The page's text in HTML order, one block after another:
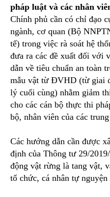
pháp luật và các nhân
Chính phủ cần có chỉ đạo
ngành, cơ quan (Bộ
tế) trong việc rà soát hệ
đưa ra các đề xuất đối với
dẫn về tiêu chuẩn an toàn
mẫu vật từ ĐVHD (từ giai
lý cuối cùng) nhằm giảm
cho các cán bộ thực thi
bộ, nhân viên của các
Các hướng dẫn cần được
định của Thông tư 29/
động vật rừng là tang vật,
tổ chức, cá nhân tự